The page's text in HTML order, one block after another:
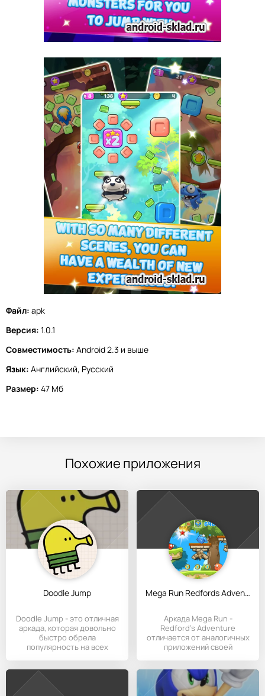
Файл: apk
Версия: 1.0.1
Совместимость: Android 2.3 и выше
Язык: Английский, Русский
Размер: 47 Мб
Похожие приложения
Doodle Jump
Doodle Jump - это отличная
аркада, которая довольно
быстро обрела
популярность на всех
Mega Run Redfords Adventure
Аркада Mega Run -
Redford's Adventure
отличается от аналогичных
приложений своей